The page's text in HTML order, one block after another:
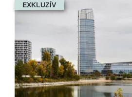
EXKLUZÍV